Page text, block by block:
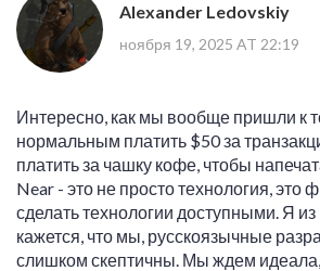
Alexander Ledovskiy
ноября 19, 2025 AT 22:19
Интересно, как мы вообще пришли к
нормальным платить $50 за
платить за чашку кофе, чтобы
Near - это не просто технология, это
сделать технологии доступными. Я
кажется, что мы, русскоязычные
слишком скептичны. Мы ждем